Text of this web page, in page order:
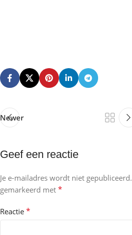
Newer
Geef een reactie
Je e-mailadres wordt niet gepubliceerd.
gemarkeerd met *
Reactie *